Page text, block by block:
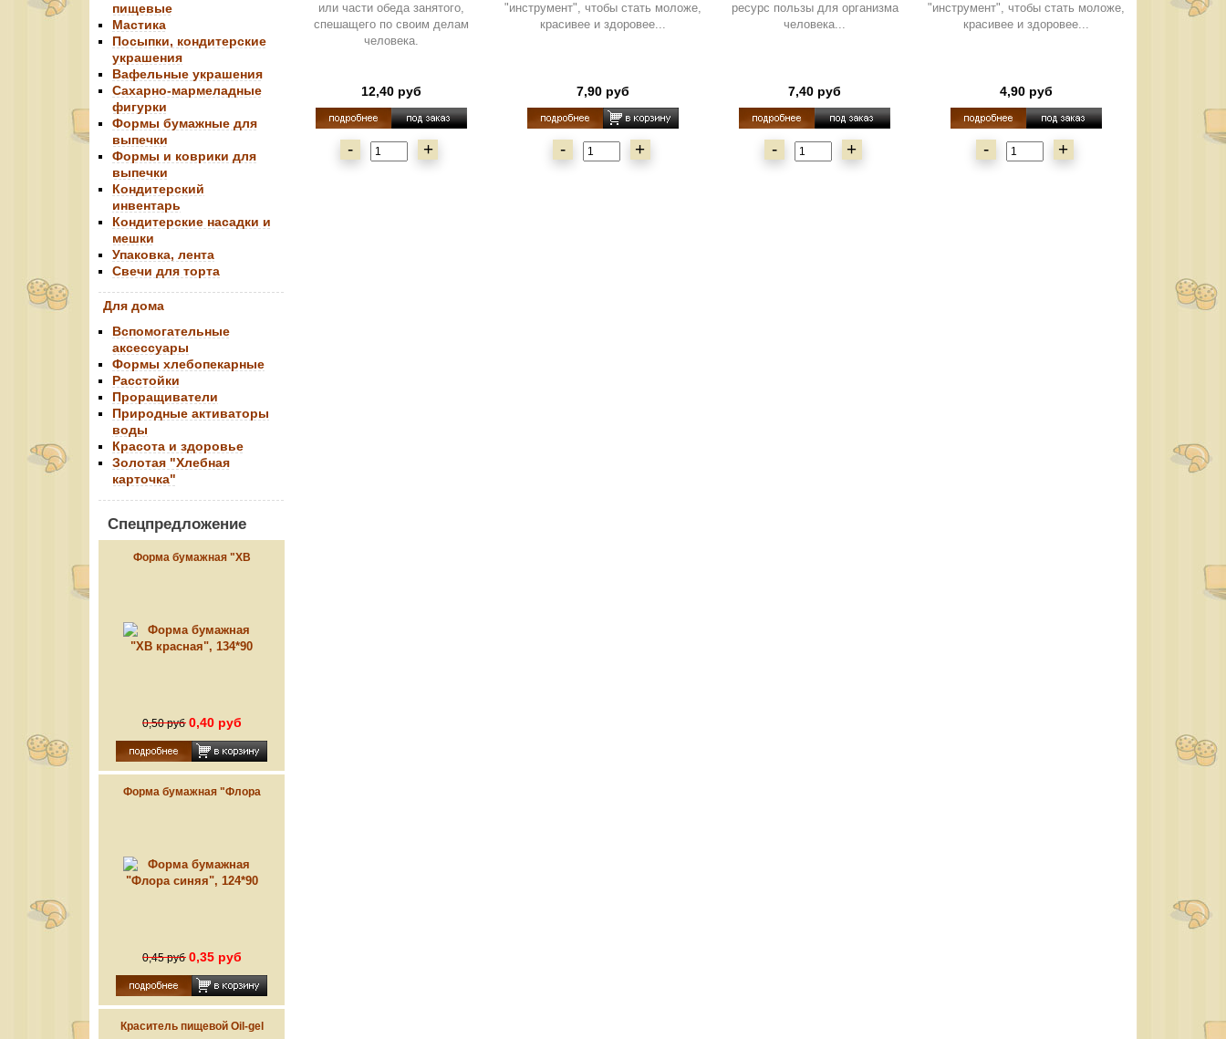
пищевые
Мастика
Посыпки, кондитерские
украшения
Вафельные украшения
Сахарно-мармеладные
фигурки
Формы бумажные для
выпечки
Формы и коврики для
выпечки
Кондитерский
инвентарь
Кондитерские насадки и
мешки
Упаковка, лента
Свечи для торта
Для дома
Вспомогательные
аксессуары
Формы хлебопекарные
Расстойки
Проращиватели
Природные активаторы
воды
Красота и здоровье
Золотая "Хлебная
карточка"
Спецпредложение
Форма бумажная "ХВ
0,50 руб 0,40 руб
Форма бумажная "Флора
0,45 руб 0,35 руб
Краситель пищевой Oil-gel
или части обеда занятого,
спешащего по своим делам
человека.
12,40 руб
- +
"инструмент", чтобы стать моложе,
красивее и здоровее...
7,90 руб
- +
ресурс пользы для организма
человека...
7,40 руб
- +
"инструмент", чтобы стать моложе,
красивее и здоровее...
4,90 руб
- +